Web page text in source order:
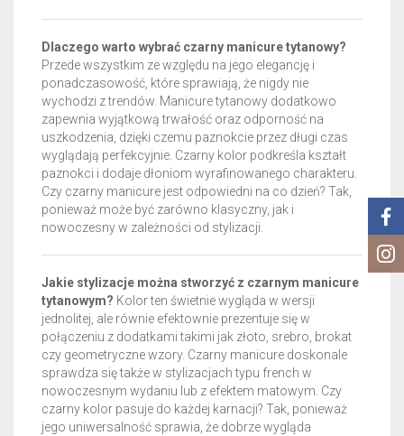
Dlaczego warto wybrać czarny manicure tytanowy?
Przede wszystkim ze względu na jego elegancję i
ponadczasowość, które sprawiają, że nigdy nie
wychodzi z trendów. Manicure tytanowy dodatkowo
zapewnia wyjątkową trwałość oraz odporność na
uszkodzenia, dzięki czemu paznokcie przez długi czas
wyglądają perfekcyjnie. Czarny kolor podkreśla kształt
paznokci i dodaje dłoniom wyrafinowanego charakteru.
Czy czarny manicure jest odpowiedni na co dzień? Tak,
ponieważ może być zarówno klasyczny, jak i
nowoczesny w zależności od stylizacji.
Jakie stylizacje można stworzyć z czarnym manicure
tytanowym? Kolor ten świetnie wygląda w wersji
jednolitej, ale równie efektownie prezentuje się w
połączeniu z dodatkami takimi jak złoto, srebro, brokat
czy geometryczne wzory. Czarny manicure doskonale
sprawdza się także w stylizacjach typu french w
nowoczesnym wydaniu lub z efektem matowym. Czy
czarny kolor pasuje do każdej karnacji? Tak, ponieważ
jego uniwersalność sprawia, że dobrze wygląda